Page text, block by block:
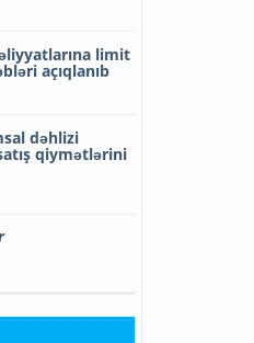
limit
açıqlanıb
dəhlizi
qiymətlərini